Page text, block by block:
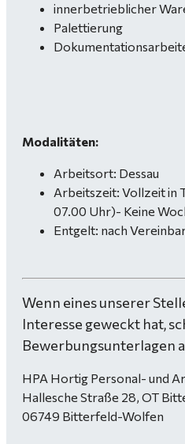
innerbetrieblicher
Palettierung
Modalitäten:
Arbeitsort: Dessau
Arbeitszeit: Vollzeit in
07.00 Uhr)- Keine
Entgelt: nach
Wenn eines unserer
Interesse geweckt hat,
Bewerbungsunterlagen
HPA Hortig Personal- und
Hallesche Straße 28, OT
06749 Bitterfeld-Wolfen